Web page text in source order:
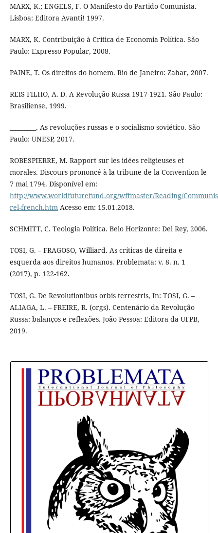
MARX, K.; ENGELS, F. O Manifesto do Partido Comunista.
Lisboa: Editora Avanti! 1997.
MARX, K. Contribuição à Crítica de Economia Política. São
Paulo: Expresso Popular, 2008.
PAINE, T. Os direitos do homem. Rio de Janeiro: Zahar, 2007.
REIS FILHO, A. D. A Revolução Russa 1917-1921. São Paulo:
Brasiliense, 1999.
_________. As revoluções russas e o socialismo soviético. São
Paulo: UNESP, 2017.
ROBESPIERRE, M. Rapport sur les idées religieuses et
morales. Discours prononcé à la tribune de la Convention le
7 mai 1794. Disponível em:
http://www.worldfuturefund.org/wffmaster/Reading/
rel-french.htmAcesso em: 15.01.2018.
SCHMITT, C. Teologia Política. Belo Horizonte: Del Rey, 2006.
TOSI, G. – FRAGOSO, Williard. As críticas de direita e
esquerda aos direitos humanos. Problemata: v. 8. n. 1
(2017), p. 122-162.
TOSI, G. De Revolutionibus orbis terrestris, In: TOSI, G. –
ALIAGA, L. – FREIRE, R. (orgs). Centenário da Revolução
Russa: balanços e reflexões. João Pessoa: Editora da UFPB,
2019.